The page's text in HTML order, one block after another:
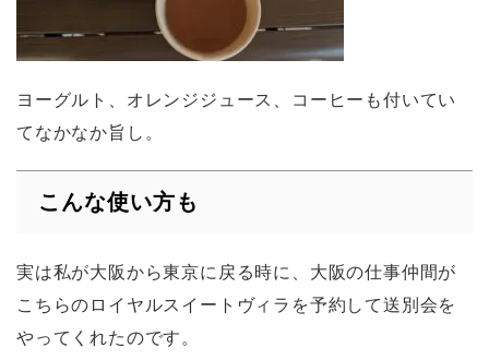
ヨーグルト、オレンジジュース、コーヒーも付いてい
てなかなか旨し。
こんな使い方も
実は私が大阪から東京に戻る時に、大阪の仕事仲間が
こちらのロイヤルスイートヴィラを予約して送別会を
やってくれたのです。